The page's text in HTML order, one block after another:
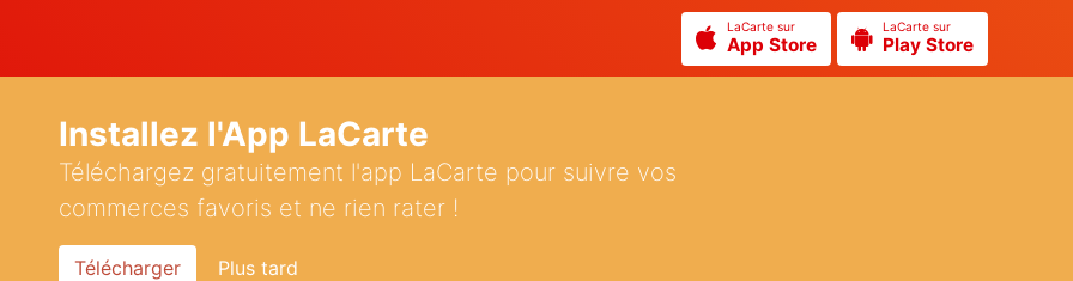
LaCarte sur
App Store
LaCarte sur
Play Store
Installez l'App LaCarte
Téléchargez gratuitement l'app LaCarte pour suivre vos
commerces favoris et ne rien rater !
Télécharger Plus tard